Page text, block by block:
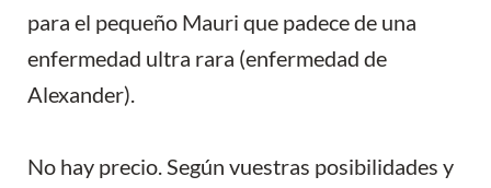
para el pequeño Mauri que padece de una
enfermedad ultra rara (enfermedad de
Alexander).
No hay precio. Según vuestras posibilidades y